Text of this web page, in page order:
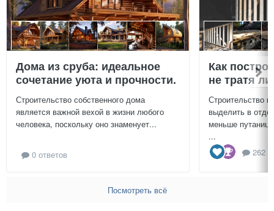
Дома из сруба: идеальное
сочетание уюта и прочности.
Строительство собственного дома
является важной вехой в жизни любого
человека, поскольку оно знаменует...
0 ответов
Как
не тратя
Строительство
выделить в
меньше
...
262
Посмотреть всё